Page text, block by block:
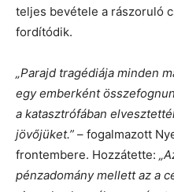
teljes bevétele a rászoruló
fordítódik.
„Parajd tragédiája minden
egy emberként
a katasztrófában
jövőjüket.” – fogalmazott
frontembere. Hozzátette:
pénzadomány mellett az a